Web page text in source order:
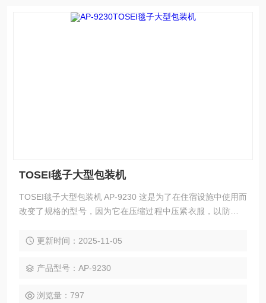
TOSEI毯子大型包装机
TOSEI毯子大型包装机 AP-9230 这是为了在住宿设施中使用而
改变了规格的型号，因为它在压缩过程中压紧衣服，以防止衣
操作简单，盖上盖子即可 可以使用市售塑料袋进行压缩和包装
更新时间：2025-11-05
产品型号：AP-9230
浏览量：797